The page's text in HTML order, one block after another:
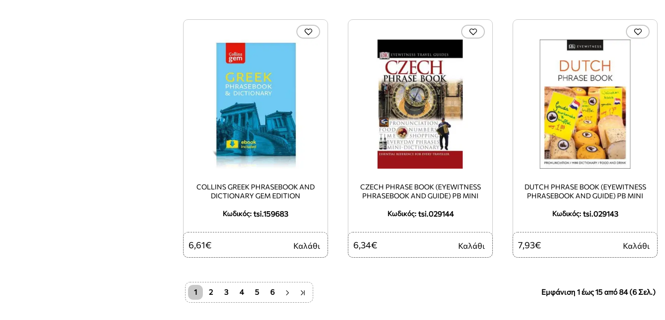
Κωδικός: tsi.159683
COLLINS GREEK PHRASEBOOK AND
DICTIONARY GEM EDITION
6,61€ Καλάθι
Κωδικός: tsi.029144
CZECH PHRASE BOOK (EYEWITNESS
PHRASEBOOK AND GUIDE) PB MINI
6,34€ Καλάθι
Κωδικός: tsi.029143
DUTCH PHRASE BOOK (EYEWITNESS
PHRASEBOOK AND GUIDE) PB MINI
7,93€ Καλάθι
1 2 3 4 5 6 Εμφάνιση 1 έως 15 από 84 (6 Σελ.)